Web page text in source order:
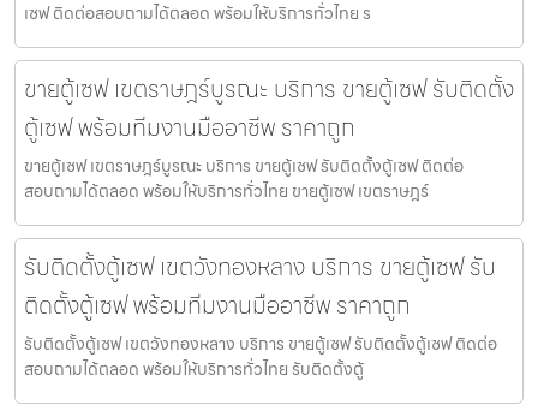
เซฟ ติดต่อสอบถามได้ตลอด พร้อมให้บริการทั่วไทย ร
ขายตู้เซฟ เขตราษฎร์บูรณะ บริการ ขายตู้เซฟ รับติดตั้ง
ตู้เซฟ พร้อมทีมงานมืออาชีพ ราคาถูก
ขายตู้เซฟ เขตราษฎร์บูรณะ บริการ ขายตู้เซฟ รับติดตั้งตู้เซฟ ติดต่อ
สอบถามได้ตลอด พร้อมให้บริการทั่วไทย ขายตู้เซฟ เขตราษฎร์
รับติดตั้งตู้เซฟ เขตวังทองหลาง บริการ ขายตู้เซฟ รับ
ติดตั้งตู้เซฟ พร้อมทีมงานมืออาชีพ ราคาถูก
รับติดตั้งตู้เซฟ เขตวังทองหลาง บริการ ขายตู้เซฟ รับติดตั้งตู้เซฟ ติดต่อ
สอบถามได้ตลอด พร้อมให้บริการทั่วไทย รับติดตั้งตู้